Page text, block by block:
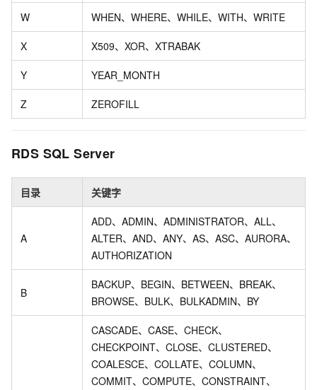
W WHEN、WHERE、WHILE、WITH、WRITE
X X509、XOR、XTRABAK
Y YEAR_MONTH
Z ZEROFILL
RDS SQL Server
目录 关键字
A
ADD、ADMIN、ADMINISTRATOR、ALL、
ALTER、AND、ANY、AS、ASC、AURORA、
AUTHORIZATION
B
BACKUP、BEGIN、BETWEEN、BREAK、
BROWSE、BULK、BULKADMIN、BY
CASCADE、CASE、CHECK、
CHECKPOINT、CLOSE、CLUSTERED、
COALESCE、COLLATE、COLUMN、
COMMIT、COMPUTE、CONSTRAINT、